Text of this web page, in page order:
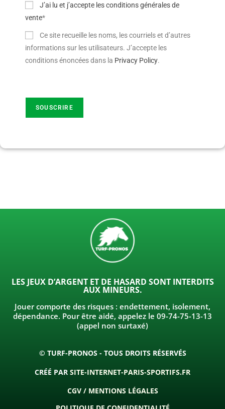
J’ai lu et j’accepte les conditions générales de
vente*
informations sur les utilisateurs. J’accepte les
conditions énoncées dans la Privacy Policy.
LES JEUX D’ARGENT ET DE HASARD SONT INTERDITS
AUX MINEURS.
Jouer comporte des risques : endettement, isolement,
dépendance. Pour être aidé, appelez le 09-74-75-13-13
(appel non surtaxé)
© TURF-PRONOS - TOUS DROITS RÉSERVÉS
CRÉÉ PAR SITE-INTERNET-PARIS-SPORTIFS.FR
CGV / MENTIONS LÉGALES